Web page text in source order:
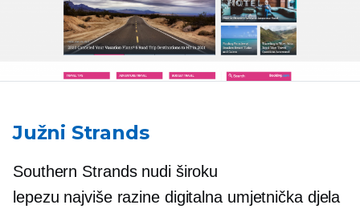
Južni Strands
Southern Strands nudi široku
lepezu najviše razinedigitalna umjetnička djela